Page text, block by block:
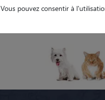
Vous pouvez consentir à